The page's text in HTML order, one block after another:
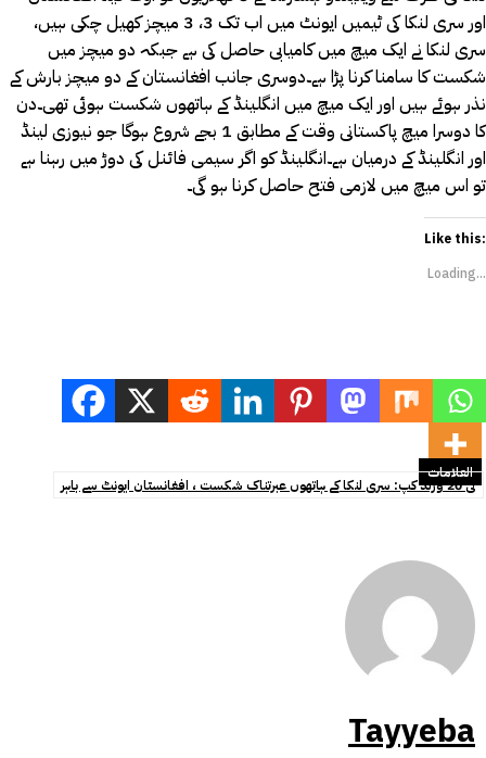
اور سری لنکا کی ٹیمیں ایونٹ میں اب تک 3، 3 میچز کھیل چکی ہیں،
سری لنکا نے ایک میچ میں کامیابی حاصل کی ہے جبکہ دو میچز میں
شکست کا سامنا کرنا پڑا ہے۔دوسری جانب افغانستان کے دو میچز بارش کے
نذر ہوئے ہیں اور ایک میچ میں انگلینڈ کے ہاتھوں شکست ہوئی تھی۔دن
کا دوسرا میچ پاکستانی وقت کے مطابق 1 بجے شروع ہوگا جو نیوزی لینڈ
اور انگلینڈ کے درمیان ہے۔انگلینڈ کو اگر سیمی فائنل کی دوڑ میں رہنا ہے
تو اس میچ میں لازمی فتح حاصل کرنا ہو گی۔
Like this:
Loading...
العلامات
ٹی 20 ورلڈ کپ: سری لنکا کے ہاتھوں عبرتناک شکست ، افغانستان ایونٹ سے باہر
Tayyeba